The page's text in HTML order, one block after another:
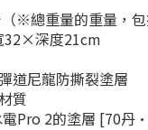
※總重量的重量，包
深度21cm
道尼龍防撕裂塗層
質
電Pro 2的塗層 [70